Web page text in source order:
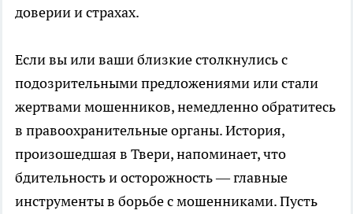
доверии и страхах.
Если вы или ваши близкие столкнулись с
подозрительными предложениями или стали
жертвами мошенников, немедленно обратитесь
в правоохранительные органы. История,
произошедшая в Твери, напоминает, что
бдительность и осторожность — главные
инструменты в борьбе с мошенниками. Пусть